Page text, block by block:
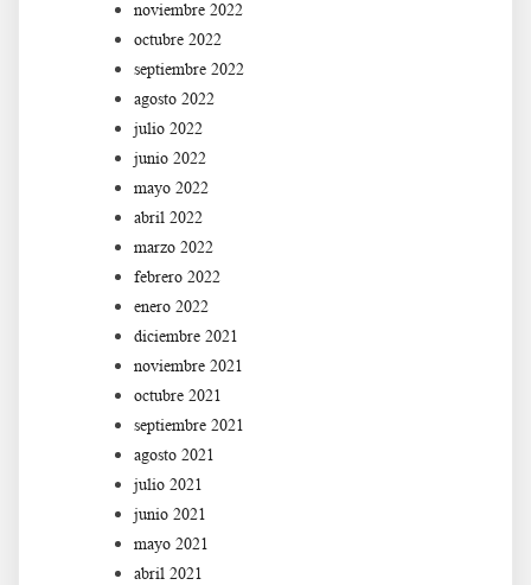
noviembre 2022
octubre 2022
septiembre 2022
agosto 2022
julio 2022
junio 2022
mayo 2022
abril 2022
marzo 2022
febrero 2022
enero 2022
diciembre 2021
noviembre 2021
octubre 2021
septiembre 2021
agosto 2021
julio 2021
junio 2021
mayo 2021
abril 2021